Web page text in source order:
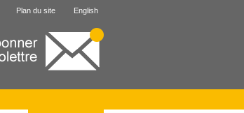
Plan du site English